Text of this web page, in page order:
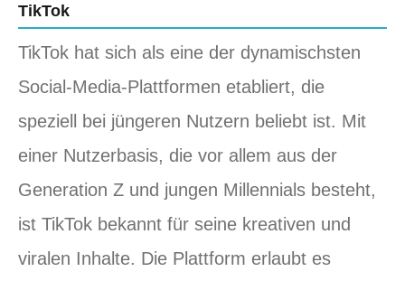
TikTok
TikTok hat sich als eine der dynamischsten
Social-Media-Plattformen etabliert, die
speziell bei jüngeren Nutzern beliebt ist. Mit
einer Nutzerbasis, die vor allem aus der
Generation Z und jungen Millennials besteht,
ist TikTok bekannt für seine kreativen und
viralen Inhalte. Die Plattform erlaubt es